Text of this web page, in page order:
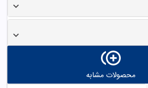
محصولات مشابه